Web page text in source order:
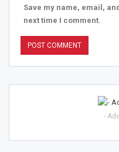
Save my name, email,
next time I comment.
-